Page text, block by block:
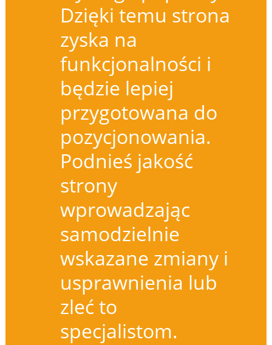
Dzięki temu strona
zyska na
funkcjonalności i
będzie lepiej
przygotowana do
pozycjonowania.
Podnieś jakość
strony
wprowadzając
samodzielnie
wskazane zmiany i
usprawnienia lub
zleć to
specjalistom.